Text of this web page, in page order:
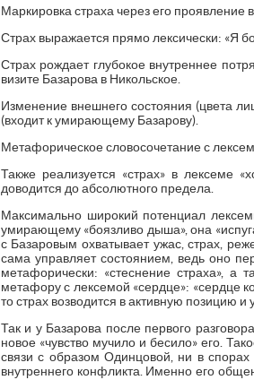
Маркировка страха через его проявление
Страх выражается прямо лексически: «Я
Страх рождает глубокое внутреннее
визите Базарова в Никольское.
Изменение внешнего состояния (цвета
(входит к умирающему Базарову).
Метафорическое словосочетание с
Также реализуется «страх» в лексеме
доводится до абсолютного предела.
Максимально широкий потенциал
умирающему «боязливо дыша», она
с Базаровым охватывает ужас, страх,
сама управляет состоянием, ведь оно
метафорически: «стеснение страха»,
метафору с лексемой «сердце»: «сердце
то страх возводится в активную позицию и
Так и у Базарова после первого
новое «чувство мучило и бесило» его.
связи с образом Одинцовой, ни в
внутреннего конфликта. Именно его